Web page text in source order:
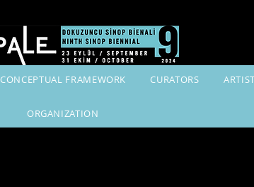
CONCEPTUAL FRAMEWORK CURATORS
ORGANIZATION